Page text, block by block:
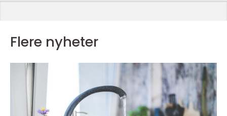
Flere nyheter